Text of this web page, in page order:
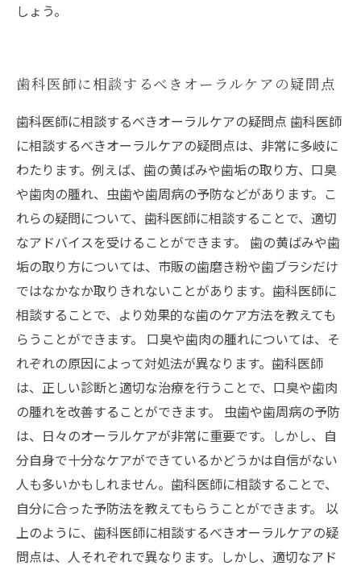
しょう。
歯科医師に相談するべきオーラルケアの疑問点
歯科医師に相談するべきオーラルケアの疑問点 歯科医師
に相談するべきオーラルケアの疑問点は、非常に多岐に
わたります。例えば、歯の黄ばみや歯垢の取り方、口臭
や歯肉の腫れ、虫歯や歯周病の予防などがあります。こ
れらの疑問について、歯科医師に相談することで、適切
なアドバイスを受けることができます。 歯の黄ばみや歯
垢の取り方については、市販の歯磨き粉や歯ブラシだけ
ではなかなか取りきれないことがあります。歯科医師に
相談することで、より効果的な歯のケア方法を教えても
らうことができます。 口臭や歯肉の腫れについては、そ
れぞれの原因によって対処法が異なります。歯科医師
は、正しい診断と適切な治療を行うことで、口臭や歯肉
の腫れを改善することができます。 虫歯や歯周病の予防
は、日々のオーラルケアが非常に重要です。しかし、自
分自身で十分なケアができているかどうかは自信がない
人も多いかもしれません。歯科医師に相談することで、
自分に合った予防法を教えてもらうことができます。 以
上のように、歯科医師に相談するべきオーラルケアの疑
問点は、人それぞれで異なります。しかし、適切なアド